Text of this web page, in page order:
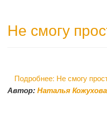
Не смогу
Подробнее: Не смогу
Автор:Наталья Кожухова